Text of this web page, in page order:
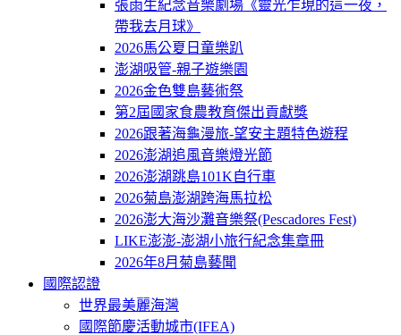
張雨生紀念音樂劇場《靈光乍現的這一夜，
帶我去月球》
2026馬公夏日童樂趴
澎湖吸管-親子遊樂園
2026金色雙島藝術祭
第2屆國家食農教育傑出貢獻獎
2026跟著海龜漫旅-望安主題特色遊程
2026澎湖追風音樂燈光節
2026澎湖跳島101K自行車
2026菊島澎湖跨海馬拉松
2026澎大海沙灘音樂祭(Pescadores Fest)
LIKE澎澎-澎湖小旅行紀念集章冊
2026年8月菊島藝聞
國際認證
世界最美麗海灣
國際節慶活動城市(IFEA)